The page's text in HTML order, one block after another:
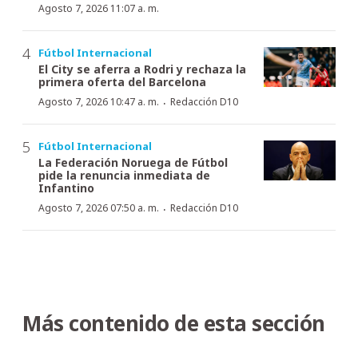
Agosto 7, 2026 11:07 a. m.
Fútbol Internacional
El City se aferra a Rodri y rechaza la
primera oferta del Barcelona
Agosto 7, 2026 10:47 a. m. · Redacción D10
Fútbol Internacional
La Federación Noruega de Fútbol
pide la renuncia inmediata de
Infantino
Agosto 7, 2026 07:50 a. m. · Redacción D10
Más contenido de esta sección